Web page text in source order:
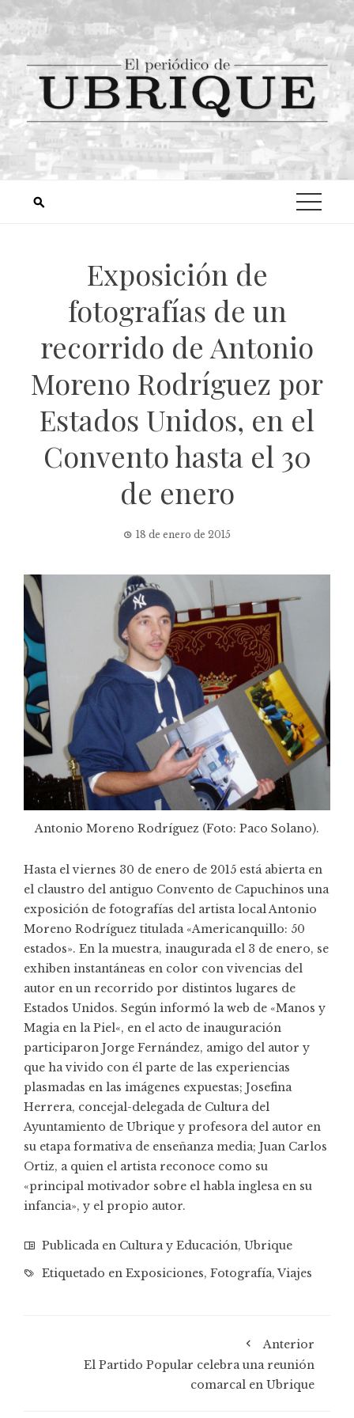
Exposición de
fotografías de un
recorrido de Antonio
Moreno Rodríguez por
Estados Unidos, en el
Convento hasta el 30
de enero
18 de enero de 2015
Antonio Moreno Rodríguez (Foto: Paco Solano).
Hasta el viernes 30 de enero de 2015 está abierta en
el claustro del antiguo Convento de Capuchinos una
exposición de fotografías del artista local Antonio
Moreno Rodríguez titulada «Americanquillo: 50
estados». En la muestra, inaugurada el 3 de enero, se
exhiben instantáneas en color con vivencias del
autor en un recorrido por distintos lugares de
Estados Unidos. Según informó la web de «Manos y
Magia en la Piel«, en el acto de inauguración
participaron Jorge Fernández, amigo del autor y
que ha vivido con él parte de las experiencias
plasmadas en las imágenes expuestas; Josefina
Herrera, concejal-delegada de Cultura del
Ayuntamiento de Ubrique y profesora del autor en
su etapa formativa de enseñanza media; Juan Carlos
Ortiz, a quien el artista reconoce como su
«principal motivador sobre el habla inglesa en su
infancia», y el propio autor.
Publicada en Cultura y Educación, Ubrique
Etiquetado en Exposiciones, Fotografía,Viajes
Anterior
El Partido Popular celebra una reunión
comarcal en Ubrique